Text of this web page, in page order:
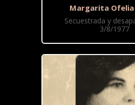
Margarita Ofelia
Secuestrada y
3/8/1977